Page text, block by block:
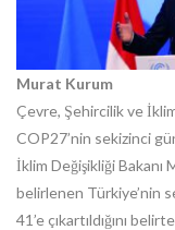
Murat Kurum
Çevre, Şehircilik ve
COP27’nin sekizinci
İklim Değişikliği Bakanı
belirlenen Türkiye’nin
41’e çıkartıldığını